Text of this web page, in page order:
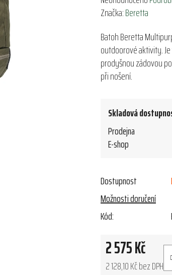
hodnocení
je
0,0
z
5
Značka:Beretta
Batoh Beretta
outdoorové aktivity.
prodyšnou zádovou
při nošení.
Skladová
Prodejna
E-shop
Dostupnost
Možnosti doručení
Kód:
2 575 Kč
2 128,10 Kč bez DPH